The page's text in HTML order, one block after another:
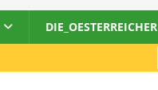
DIE_OESTERREICHER